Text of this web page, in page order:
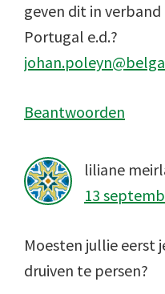
geven dit in
Portugal e.d.?
Beantwoorden
liliane
13
Moesten jullie eerst
druiven te persen?